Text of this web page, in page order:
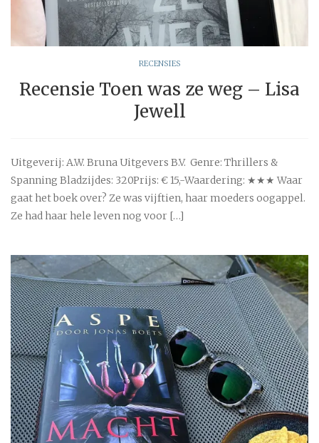
RECENSIES
Recensie Toen was ze weg – Lisa
Jewell
Uitgeverij: A.W. Bruna Uitgevers B.V. Genre: Thrillers &
Spanning Bladzijdes: 320Prijs: € 15,-Waardering: ★★★ Waar
gaat het boek over? Ze was vijftien, haar moeders oogappel.
Ze had haar hele leven nog voor […]